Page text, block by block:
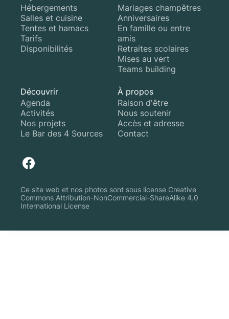
Hébergements
Salles et cuisine
Tentes et hamacs
Tarifs
Disponibilités
Mariages champêtres
Anniversaires
En famille ou entre
amis
Retraites scolaires
Mises au vert
Teams building
Découvrir
Agenda
Activités
Nos projets
Le Bar des 4 Sources
À propos
Raison d'être
Nous soutenir
Accès et adresse
Contact
Ce site web et nos photos sont sous license Creative
Commons Attribution-NonCommercial-ShareAlike 4.0
International License